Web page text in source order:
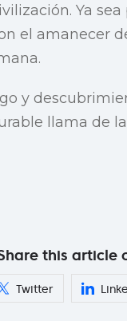
Ya
el amanecer
y
llama de
this article
Twitter